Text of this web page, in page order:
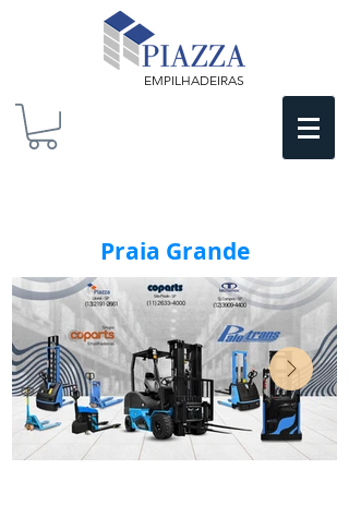
EMPILHADEIRAS
Praia Grande